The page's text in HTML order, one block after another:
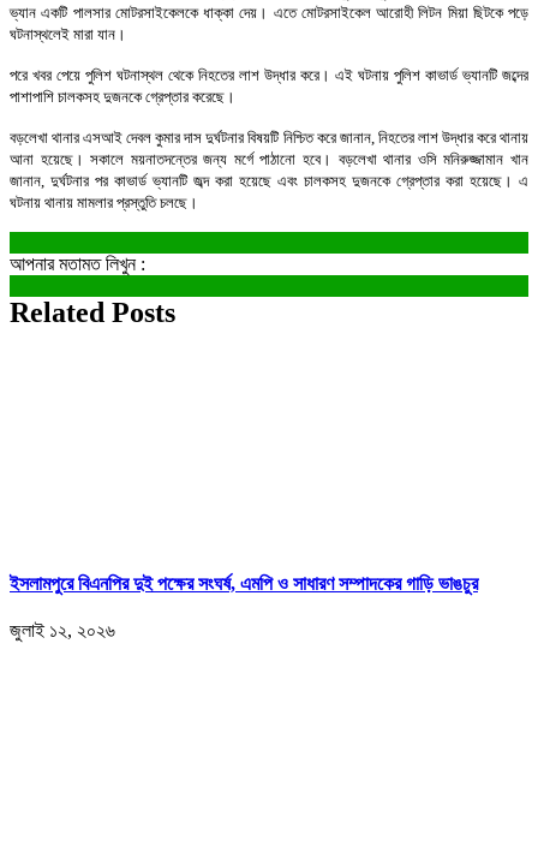
ভ্যান একটি পালসার মোটরসাইকেলকে ধাক্কা দেয়। এতে মোটরসাইকেল আরোহী লিটন মিয়া ছিটকে পড়ে
ঘটনাস্থলেই মারা যান।
পরে খবর পেয়ে পুলিশ ঘটনাস্থল থেকে নিহতের লাশ উদ্ধার করে। এই ঘটনায় পুলিশ কাভার্ড ভ্যানটি জব্দের
পাশাপাশি চালকসহ দুজনকে গ্রেপ্তার করেছে।
বড়লেখা থানার এসআই দেবল কুমার দাস দুর্ঘটনার বিষয়টি নিশ্চিত করে জানান, নিহতের লাশ উদ্ধার করে থানায়
আনা হয়েছে। সকালে ময়নাতদন্তের জন্য মর্গে পাঠানো হবে। বড়লেখা থানার ওসি মনিরুজ্জামান খান
জানান, দুর্ঘটনার পর কাভার্ড ভ্যানটি জব্দ করা হয়েছে এবং চালকসহ দুজনকে গ্রেপ্তার করা হয়েছে। এ
ঘটনায় থানায় মামলার প্রস্তুতি চলছে।
আপনার মতামত লিখুন :
Related Posts
ইসলামপুরে বিএনপির দুই পক্ষের সংঘর্ষ, এমপি ও সাধারণ সম্পাদকের গাড়ি ভাঙচুর
জুলাই ১২, ২০২৬